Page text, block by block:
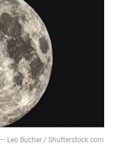
― Leo Bucher / Shutterstock.com